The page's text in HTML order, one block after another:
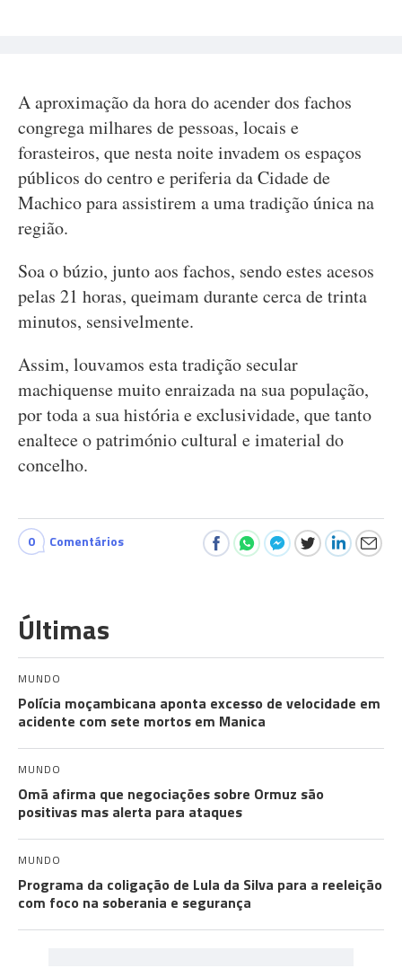
A aproximação da hora do acender dos fachos
congrega milhares de pessoas, locais e
forasteiros, que nesta noite invadem os espaços
públicos do centro e periferia da Cidade de
Machico para assistirem a uma tradição única na
região.
Soa o búzio, junto aos fachos, sendo estes acesos
pelas 21 horas, queimam durante cerca de trinta
minutos, sensivelmente.
Assim, louvamos esta tradição secular
machiquense muito enraizada na sua população,
por toda a sua história e exclusividade, que tanto
enaltece o património cultural e imaterial do
concelho.
0 Comentários
Últimas
MUNDO
Polícia moçambicana aponta excesso de velocidade em
acidente com sete mortos em Manica
MUNDO
Omã afirma que negociações sobre Ormuz são
positivas mas alerta para ataques
MUNDO
Programa da coligação de Lula da Silva para a reeleição
com foco na soberania e segurança